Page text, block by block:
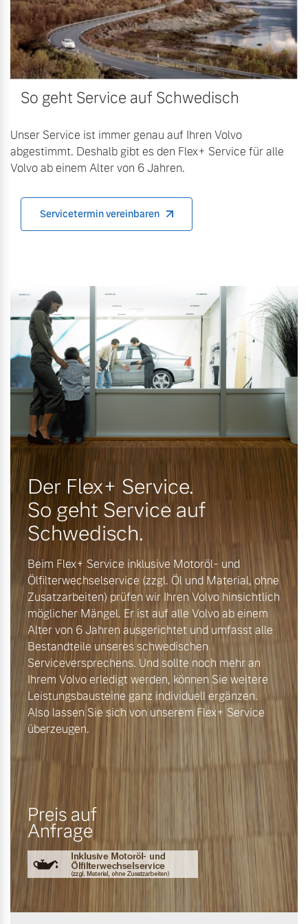
Fahrzeug konfigurieren
Sofort verfügbare Fahrzeuge
Volvo Selekt
Gebrauchtwagen
Mehr erfahren
Jetzt kennenlernen
Mehr erfahren
Sie erhalten bei uns eine
Vielzahl von Original
Volvo Winter- und
Sommer Kompletträder.
Bitte sprechen Sie uns
direkt an.
Entdecken Sie unsere
Finanzierung & Leasing
Versicherung
So geht Service auf Schwedisch
Unser Service ist immer genau auf Ihren Volvo
abgestimmt. Deshalb gibt es den Flex+ Service für alle
Volvo ab einem Alter von 6 Jahren.
Servicetermin vereinbaren
Der Flex+ Service.
So geht Service auf
Schwedisch.
Beim Flex+ Service inklusive Motoröl- und
Ölfilterwechselservice (zzgl. Öl und Material, ohne
Zusatzarbeiten) prüfen wir Ihren Volvo hinsichtlich
möglicher Mängel. Er ist auf alle Volvo ab einem
Alter von 6 Jahren ausgerichtet und umfasst alle
Bestandteile unseres schwedischen
Serviceversprechens. Und sollte noch mehr an
Ihrem Volvo erledigt werden, können Sie weitere
Leistungsbausteine ganz individuell ergänzen.
Also lassen Sie sich von unserem Flex+ Service
überzeugen.
Preis auf
Anfrage